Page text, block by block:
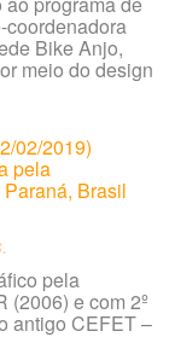
Bike Anjo,
meio do design
02/2019)
pela
Brasil
.
pela
(2006) e com 2º
antigo CEFET –